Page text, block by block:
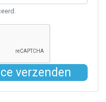
verzenden